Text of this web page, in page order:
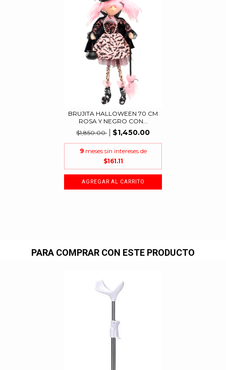
BRUJITA HALLOWEEN 70 CM
ROSA Y NEGRO CON...
$1,850.00
$1,450.00
9 meses sin intereses de
$161.11
PARA COMPRAR CON ESTE PRODUCTO